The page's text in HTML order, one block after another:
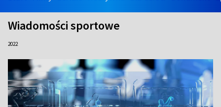
Wiadomości sportowe
2022